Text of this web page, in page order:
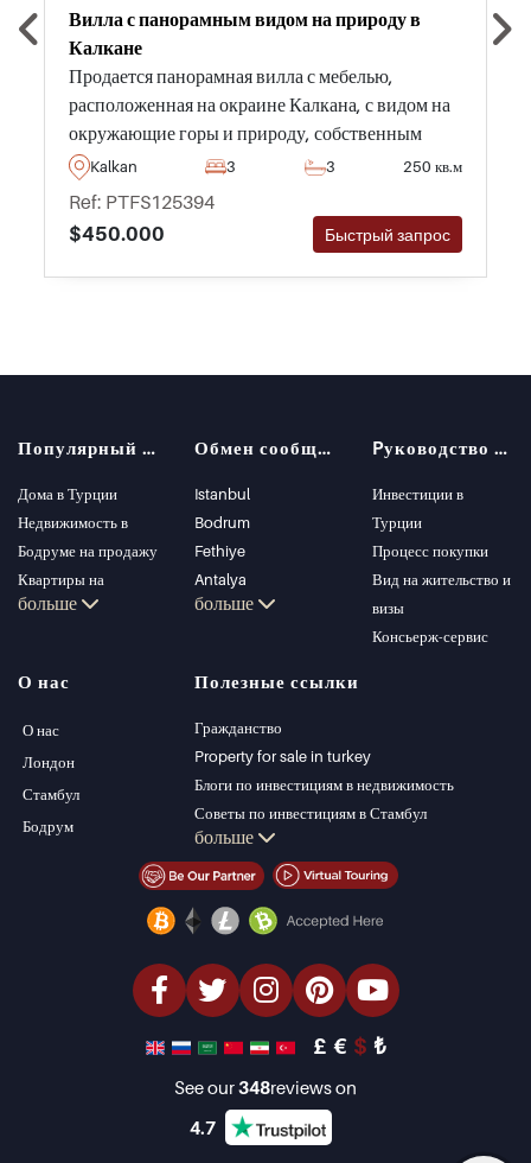
Вилла с панорамным видом на природу в
Калкане
Продается панорамная вилла с мебелью,
расположенная на окраине Калкана, с видом на
окружающие горы и природу, собственным
частным бассейном и благоустроенным садом.
Kalkan 3 3 250 кв.м
Ref: PTFS125394
$450.000
Быстрый запрос
Популярный поиск
Дома в Турции
Недвижимость в
Бодруме на продажу
Квартиры на
продажу в Стамбуле
Квартиры на
продажу в Анталии
больше
Обмен сообщениями
Istanbul
Bodrum
Fethiye
Antalya
Kalkan
Bursa
Gocek
Side
Kemer
Dalyan
Izmir
Belek
больше
Pуководство покупателя
Инвестиции в
Турции
Процесс покупки
Вид на жительство и
визы
Консьерж-сервис
О нас
О нас
Лондон
Стамбул
Бодрум
Полезные ссылки
Гражданство
Property for sale in turkey
Блоги по инвестициям в недвижимость
Советы по инвестициям в Стамбул
Управление PT
Стамбул Инвестиции Недвижимость
Недвижимость со скидкой
элитная недвижимость
Инвестиционная недвижимость
проектировать и строить
больше
£ € $ ₺
See our348reviews on
4.7